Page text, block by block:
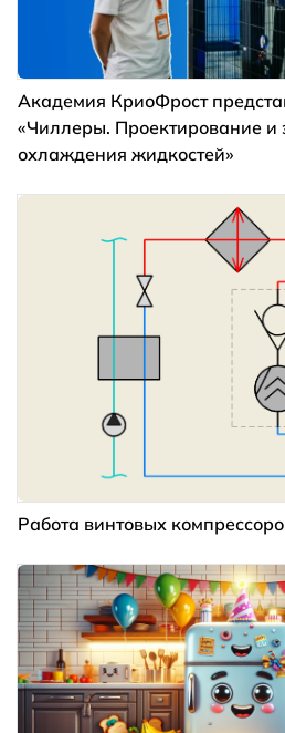
Академия КриоФрост
«Чиллеры. Проектирование и
охлаждения жидкостей»
Работа винтовых